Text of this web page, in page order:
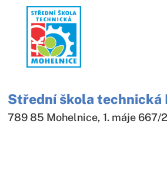
Střední škola technická
789 85 Mohelnice, 1. máje 667/2